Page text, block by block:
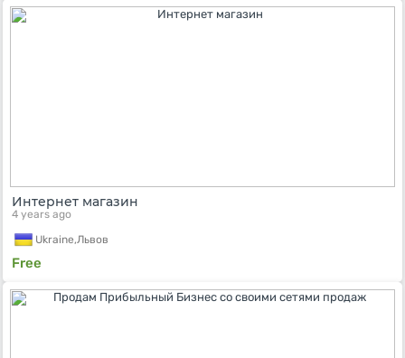
Интернет магазин
4 years ago
Ukraine,Львов
Free